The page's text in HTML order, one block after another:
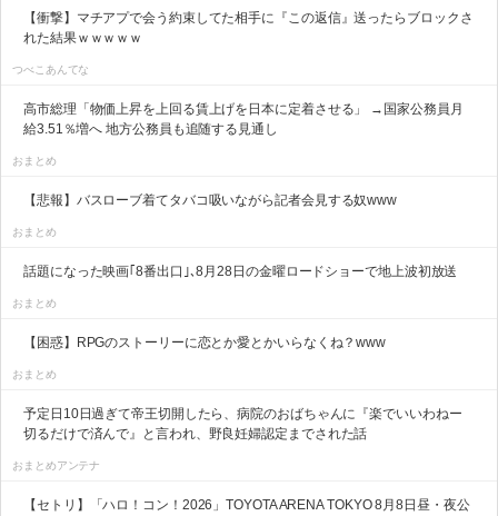
【衝撃】マチアプで会う約束してた相手に『この返信』送ったらブロックさ
れた結果ｗｗｗｗｗ
つべこあんてな
高市総理「物価上昇を上回る賃上げを日本に定着させる」 →国家公務員月
給3.51％増へ 地方公務員も追随する見通し
おまとめ
【悲報】バスローブ着てタバコ吸いながら記者会見する奴www
おまとめ
話題になった映画｢8番出口｣､8月28日の金曜ロードショーで地上波初放送
おまとめ
【困惑】RPGのストーリーに恋とか愛とかいらなくね？www
おまとめ
予定日10日過ぎて帝王切開したら、病院のおばちゃんに『楽でいいわねー
切るだけで済んで』と言われ、野良妊婦認定までされた話
おまとめアンテナ
【セトリ】「ハロ！コン！2026」TOYOTA ARENA TOKYO 8月8日昼・夜公